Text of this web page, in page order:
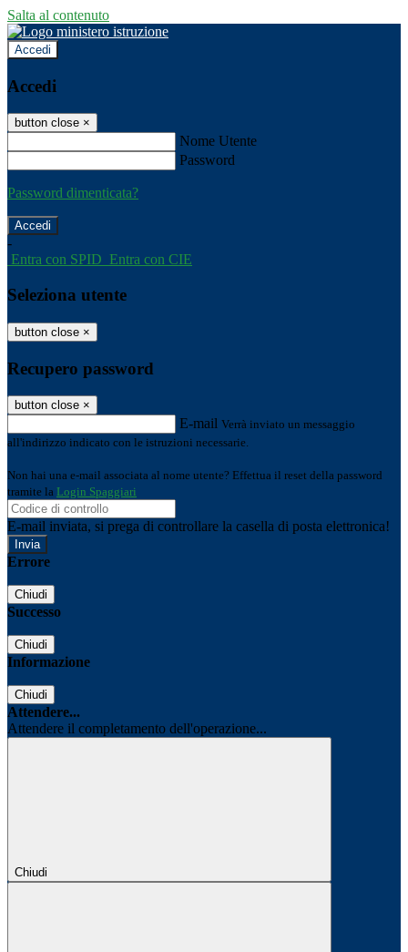
Salta al contenuto
Accedi
Accedi
button close ×
Nome Utente
Password
Password dimenticata?
-
Entra con SPID Entra con CIE
Seleziona utente
button close ×
Recupero password
button close ×
E-mail Verrà inviato un messaggio
all'indirizzo indicato con le istruzioni necessarie.
Non hai una e-mail associata al nome utente? Effettua il reset della password
tramite la Login Spaggiari
E-mail inviata, si prega di controllare la casella di posta elettronica!
Errore
Chiudi
Successo
Chiudi
Informazione
Chiudi
Attendere...
Attendere il completamento dell'operazione...
Chiudi